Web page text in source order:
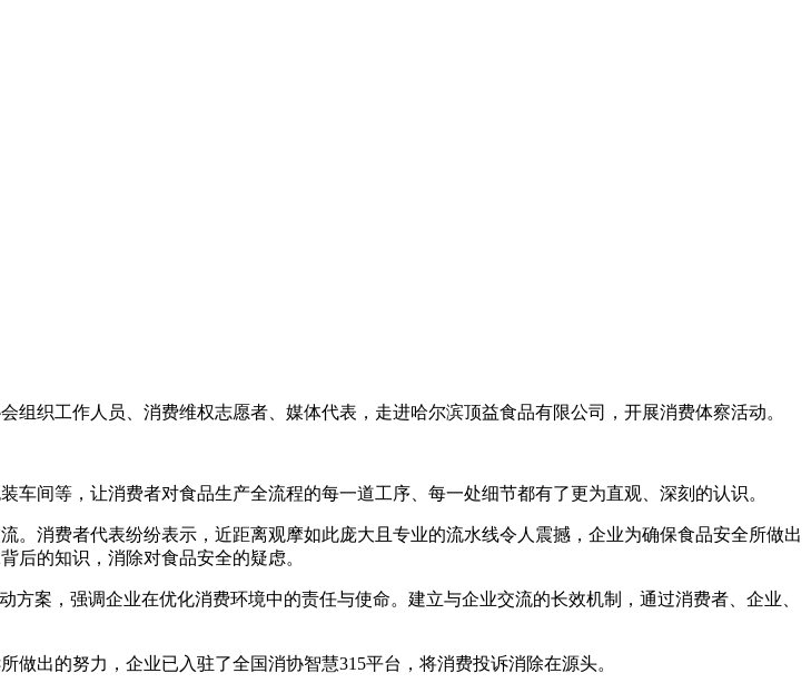
工作人员、消费维权志愿者、媒体代表，走进哈尔滨顶益食品有限公司，开展消费体察活动。
等，让消费者对食品生产全流程的每一道工序、每一处细节都有了更为直观、深刻的认识。
消费者代表纷纷表示，近距离观摩如此庞大且专业的流水线令人震撼，企业为确保食品安全所做出
后的知识，消除对食品安全的疑虑。
案，强调企业在优化消费环境中的责任与使命。建立与企业交流的长效机制，通过消费者、企业、
出的努力，企业已入驻了全国消协智慧315平台，将消费投诉消除在源头。